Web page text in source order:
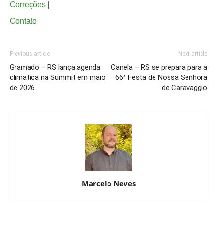
Correções
Contato
Previous article
Gramado – RS lança agenda
climática na Summit em maio
de 2026
Next article
Canela – RS se prepara para a
66ª Festa de Nossa Senhora
de Caravaggio
Marcelo Neves